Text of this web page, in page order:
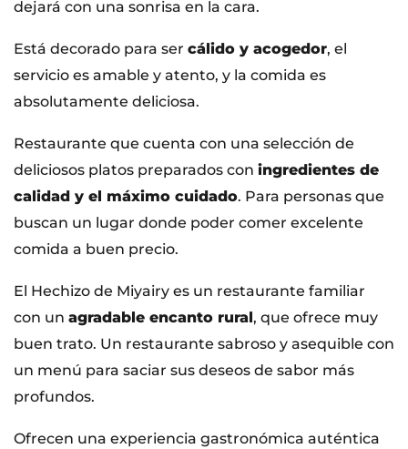
dejará con una sonrisa en la cara.
Está decorado para ser cálido y acogedor, el
servicio es amable y atento, y la comida es
absolutamente deliciosa.
Restaurante que cuenta con una selección de
deliciosos platos preparados con ingredientes de
calidad y el máximo cuidado. Para personas que
buscan un lugar donde poder comer excelente
comida a buen precio.
El Hechizo de Miyairy es un restaurante familiar
con un agradable encanto rural, que ofrece muy
buen trato. Un restaurante sabroso y asequible con
un menú para saciar sus deseos de sabor más
profundos.
Ofrecen una experiencia gastronómica auténtica